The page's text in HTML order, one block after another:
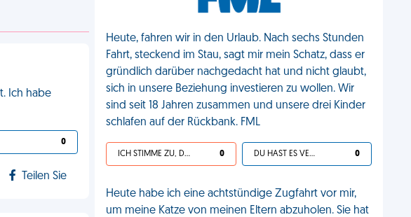
Ich habe
0
Teilen Sie
Heute, fahren wir in den Urlaub. Nach sechs Stunden
Fahrt, steckend im Stau, sagt mir mein Schatz, dass er
gründlich darüber nachgedacht hat und nicht glaubt,
sich in unsere Beziehung investieren zu wollen. Wir
sind seit 18 Jahren zusammen und unsere drei Kinder
schlafen auf der Rückbank. FML
ICH STIMME ZU, DEIN LEBEN IST SCHEISSE 0 DU HAST ES VERDIENT 0
Heute habe ich eine achtstündige Zugfahrt vor mir,
um meine Katze von meinen Eltern abzuholen. Sie hat